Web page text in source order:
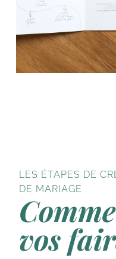
LES ÉTAPES DE
DE MARIAGE
vos